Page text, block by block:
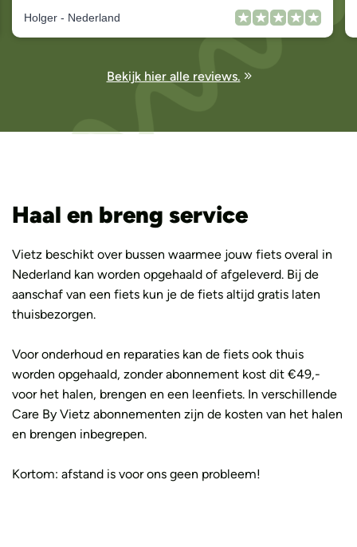
Holger - Nederland
Bekijk hier alle reviews.
Haal en breng service
Vietz beschikt over bussen waarmee jouw fiets overal in
Nederland kan worden opgehaald of afgeleverd. Bij de
aanschaf van een fiets kun je de fiets altijd gratis laten
thuisbezorgen.
Voor onderhoud en reparaties kan de fiets ook thuis
worden opgehaald, zonder abonnement kost dit €49,-
voor het halen, brengen en een leenfiets. In verschillende
Care By Vietz abonnementen zijn de kosten van het halen
en brengen inbegrepen.
Kortom: afstand is voor ons geen probleem!